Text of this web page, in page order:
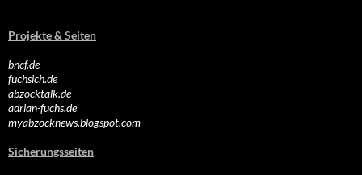
Projekte & Seiten
bncf.de
fuchsich.de
abzocktalk.de
adrian-fuchs.de
myabzocknews.blogspot.com
Sicherungsseiten